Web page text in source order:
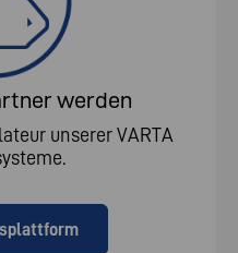
werden
unserer VARTA